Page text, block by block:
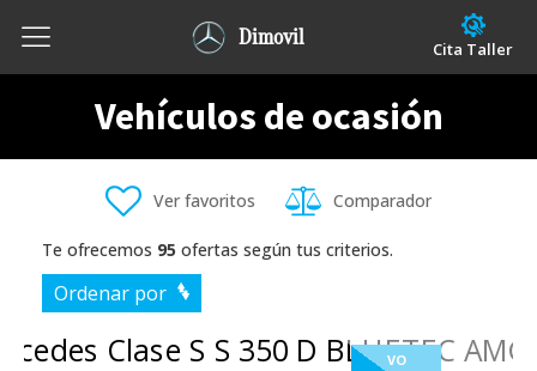
Dimovil Cita Taller
Vehículos de ocasión
Ver favoritos Comparador
Te ofrecemos 95 ofertas según tus criterios.
Ordenar por
VO